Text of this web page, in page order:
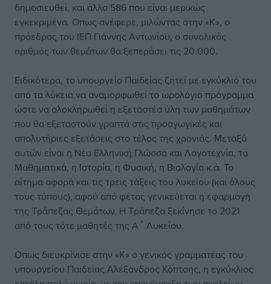
δημοσιευθεί, και άλλα 586 που είναι μερικώς
εγκεκριμένα. Οπως ανέφερε, μιλώντας στην «Κ», ο
πρόεδρος του ΙΕΠ Γιάννης Αντωνίου, ο συνολικός
αριθμός των θεμάτων θα ξεπεράσει τις 20.000.
Ειδικότερα, το υπουργείο Παιδείας ζητεί με εγκύκλιό του
από τα λύκεια να αναμορφωθεί το ωρολόγιο πρόγραμμα
ώστε να ολοκληρωθεί η εξεταστέα ύλη των μαθημάτων
που θα εξεταστούν γραπτά στις προαγωγικές και
απολυτήριες εξετάσεις στο τέλος της χρονιάς. Μεταξύ
αυτών είναι η Νέα Ελληνική Γλώσσα και Λογοτεχνία, τα
Μαθηματικά, η Ιστορία, η Φυσική, η Βιολογία κ.ά. Το
αίτημα αφορά και τις τρεις τάξεις του λυκείου (και όλους
τους τύπους), αφού από φέτος γενικεύεται η εφαρμογή
της Τράπεζας Θεμάτων. Η Τράπεζα ξεκίνησε το 2021
από τους τότε μαθητές της Α΄ Λυκείου.
Οπως διευκρίνισε στην «Κ» ο γενικός γραμματέας του
υπουργείου Παιδείας Αλέξανδρος Κόπτσης, η εγκύκλιος